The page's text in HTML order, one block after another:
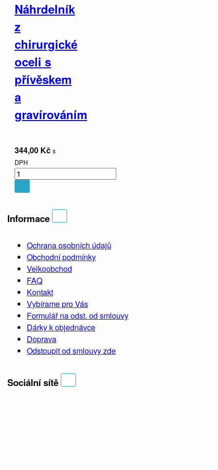
Náhrdelník
z
chirurgické
oceli s
přívěskem
a
gravírováním
344,00 Kč s
DPH
Informace
Ochrana osobních údajů
Obchodní podmínky
Velkoobchod
FAQ
Kontakt
Vybírame pro Vás
Formulář na odst. od smlouvy
Dárky k objednávce
Doprava
Odstoupit od smlouvy zde
Sociální sítě